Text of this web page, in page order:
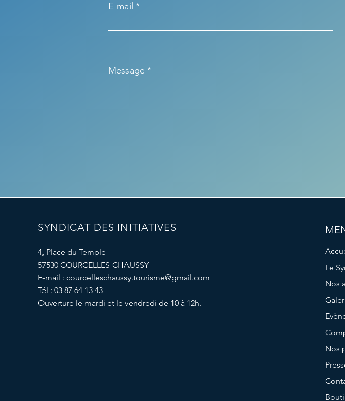
E-mail
Message
SYNDICAT DES INITIATIVES
4, Place du Temple
57530 COURCELLES-CHAUSSY
E-mail : courcelleschaussy.tourisme@gmail.com
Tél : 03 87 64 13 43
Ouverture le mardi et le vendredi de 10 à 12h.
Le
Nos
Nos